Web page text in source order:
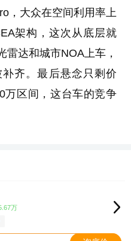
，大众在空间利用率上
架构，这次从底层就
雷达和城市NOA上车，
齐。最后悬念只剩价
万区间，这台车的竞争
万